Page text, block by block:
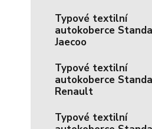
Typové textilní
autokoberce
Jaecoo
Typové textilní
autokoberce
Renault
Typové textilní